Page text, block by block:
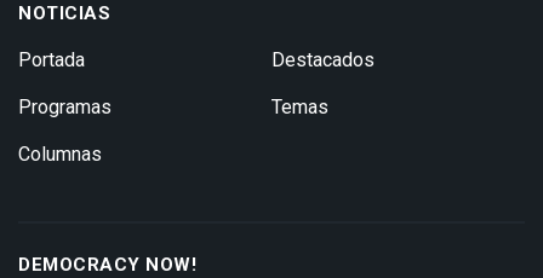
NOTICIAS
Portada
Programas
Columnas
Destacados
Temas
DEMOCRACY NOW!